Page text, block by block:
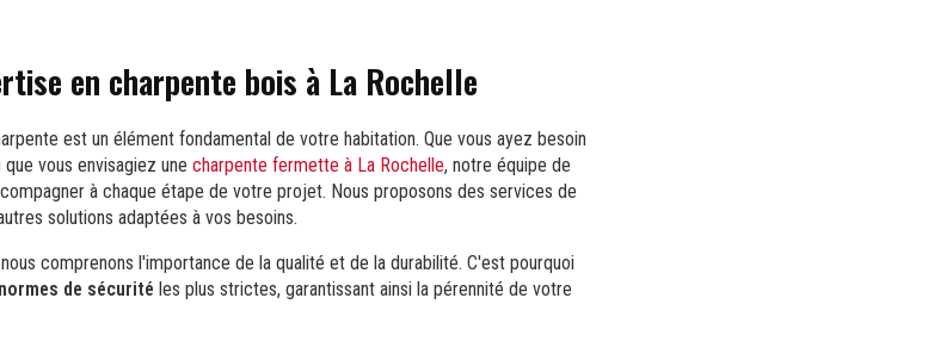
en charpente bois à La Rochelle
est un élément fondamental de votre habitation. Que vous ayez besoin
que vous envisagiez une charpente fermette à La Rochelle, notre équipe de
à chaque étape de votre projet. Nous proposons des services de
solutions adaptées à vos besoins.
comprenons l'importance de la qualité et de la durabilité. C'est pourquoi
normes de sécurité les plus strictes, garantissant ainsi la pérennité de votre